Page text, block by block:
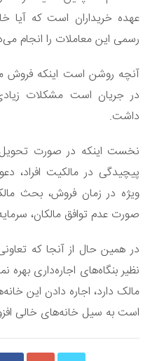
عهده خریداران است که آیا
رسمی این معاملات را انجام
آنچه روشن است اینکه فروش
در جریان است مشکلات
داشت.
نخست اینکه در صورت
پیچیدگی در مالکیت افراد،
ویژه در زمان فروش، بحث
صورت عدم توافق مالکان،
در همین حال از آنجا که
نظیر بنگاه‌های اجاره‌داری
مالک دارد، اجاره دادن این
است به سیل خانه‌های خالی